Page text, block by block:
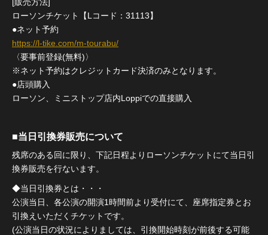
ローソンチケット【Lコード：31113】
●ネット予約
https://l-tike.com/m-tourabu/
〈要事前登録(無料)〉
※ネット予約はクレジットカード決済のみとなります。
●店頭購入
ローソン、ミニストップ店内Loppiでの直接購入
■当日引換券販売について
残席のある回に限り、下記日程よりローソンチケットにて当日引
換券販売を行ないます。
◆当日引換券とは・・・
公演当日、各公演の開演1時間前より受付にて、座席指定券とお
引換えいただくチケットです。
(公演当日の状況によりましては、引換開始時刻が前後する可能